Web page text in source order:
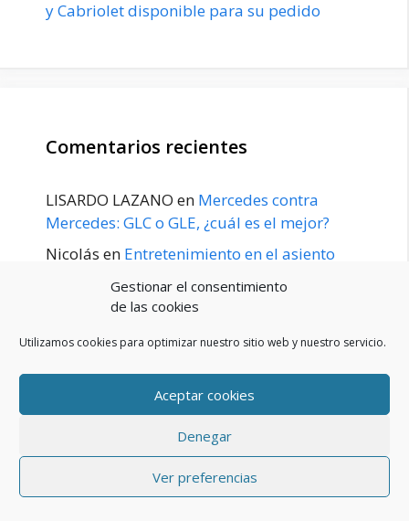
Gestionar el consentimiento
de las cookies
Utilizamos cookies para optimizar nuestro sitio web y nuestro servicio.
Aceptar cookies
Denegar
Ver preferencias
y Cabriolet disponible para su pedido
Comentarios recientes
LISARDO LAZANO en Mercedes contra
Mercedes: GLC o GLE, ¿cuál es el mejor?
Nicolás en Entretenimiento en el asiento
principios de 2020
POLÍTICA DE PRIVACIDAD
Política de cookies (UE)
© 2026 Blog De Mercedes-Benz En Español
GeneratePress